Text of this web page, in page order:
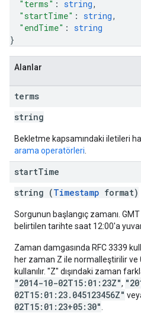
"terms" : string,
"startTime" : string,
"endTime" : string
}
Alanlar
terms
string
Bekletme kapsamındaki iletileri
arama operatörleri
startTime
string (Timestamp format)
Sorgunun başlangıç zamanı.
belirtilen tarihte saat 12:00'a
Zaman damgasında RFC 3339
her zaman Z ile normalleştirilir ve
kullanılır. "Z" dışındaki zaman
"2014-10-02T15:01:23Z",
02T15:01:23.045123456Z"
02T15:01:23+05:30"